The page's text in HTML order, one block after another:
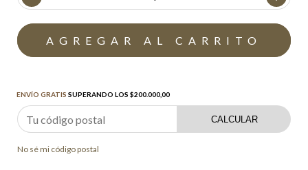
ENVÍO GRATIS SUPERANDO LOS $200.000,00
CALCULAR
No sé mi código postal